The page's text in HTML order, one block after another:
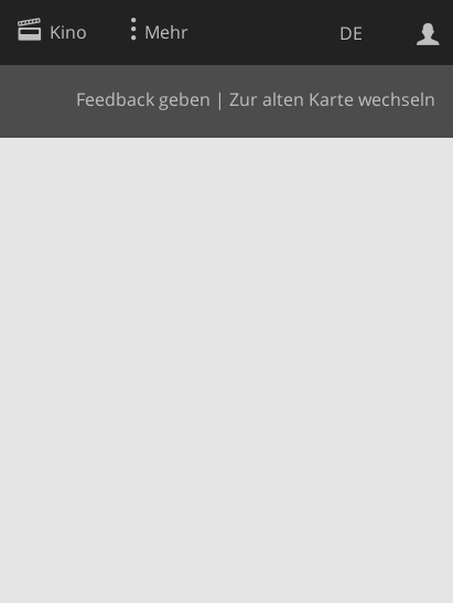
DE
Kino Mehr
Feedback geben | Zur alten Karte wechseln
Websuche